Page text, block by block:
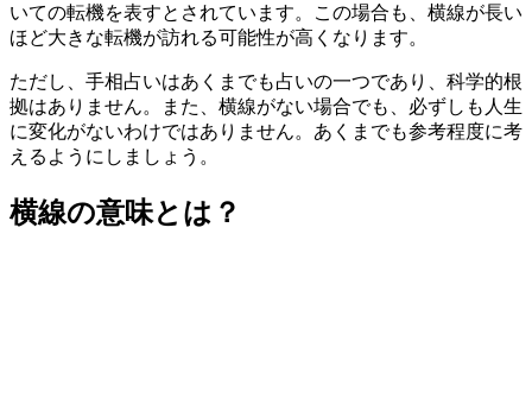
いての転機を表すとされています。この場合も、横線が長い
ほど大きな転機が訪れる可能性が高くなります。
ただし、手相占いはあくまでも占いの一つであり、科学的根
拠はありません。また、横線がない場合でも、必ずしも人生
に変化がないわけではありません。あくまでも参考程度に考
えるようにしましょう。
横線の意味とは？